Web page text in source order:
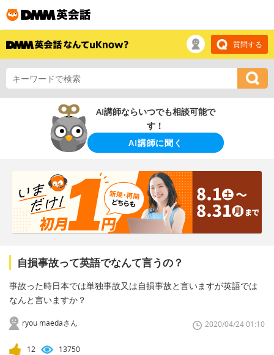
質問する
AI講師ならいつでも相談可能で
す！
AI講師に聞く
自損事故って英語でなんて言うの？
事故った時日本では単独事故又は自損事故と言いますが英語では
なんと言いますか？
ryou maedaさん 2020/04/24 01:10
12 13750